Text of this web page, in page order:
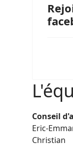
Conseil
Eric-